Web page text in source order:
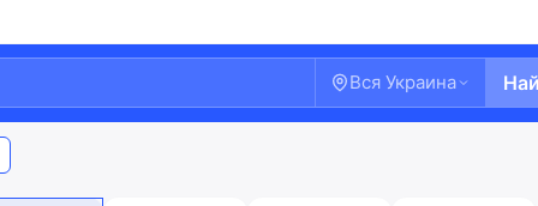
Вся Украина